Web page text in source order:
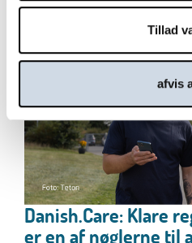
Tillad
afvis
Danish.Care: Klare
er en af nøglerne til